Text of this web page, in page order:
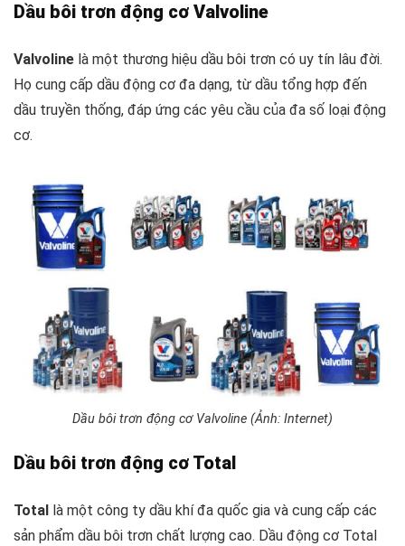
Dầu bôi trơn động cơ Valvoline
Valvoline là một thương hiệu dầu bôi trơn có uy tín lâu đời.
Họ cung cấp dầu động cơ đa dạng, từ dầu tổng hợp đến
dầu truyền thống, đáp ứng các yêu cầu của đa số loại động
cơ.
Dầu bôi trơn động cơ Valvoline (Ảnh: Internet)
Dầu bôi trơn động cơ Total
Total
là một công ty dầu khí đa quốc gia và cung cấp các
sản phẩm dầu bôi trơn chất lượng cao. Dầu động cơ Total